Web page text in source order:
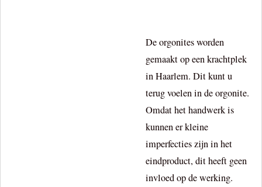
De orgonites worden
gemaakt op een krachtplek
in Haarlem. Dit kunt u
terug voelen in de orgonite.
Omdat het handwerk is
kunnen er kleine
imperfecties zijn in het
eindproduct, dit heeft geen
invloed op de werking.